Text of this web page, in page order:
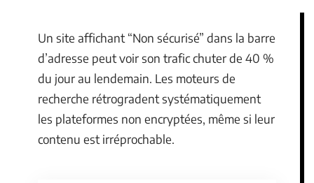
Un site affichant “Non sécurisé” dans la barre
d’adresse peut voir son trafic chuter de 40 %
du jour au lendemain. Les moteurs de
recherche rétrogradent systématiquement
les plateformes non encryptées, même si leur
contenu est irréprochable.